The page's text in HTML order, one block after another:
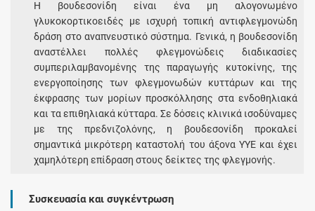
H βουδεσονίδη είναι ένα μη αλογονωμένο
γλυκοκορτικοειδές με ισχυρή τοπική αντιφλεγμονώδη
δράση στο αναπνευστικό σύστημα. Γενικά, η βουδεσονίδη
αναστέλλει πολλές φλεγμονώδεις διαδικασίες
συμπεριλαμβανομένης της παραγωγής κυτοκίνης, της
ενεργοποίησης των φλεγμονωδών κυττάρων και της
έκφρασης των μορίων προσκόλλησης στα ενδοθηλιακά
και τα επιθηλιακά κύτταρα. Σε δόσεις κλινικά ισοδύναμες
με της πρεδνιζολόνης, η βουδεσονίδη προκαλεί
σημαντικά μικρότερη καταστολή του άξονα ΥΥΕ και έχει
χαμηλότερη επίδραση στους δείκτες της φλεγμονής.
Συσκευασία και συγκέντρωση